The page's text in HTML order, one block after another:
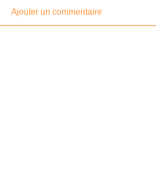
Ajouter un commentaire